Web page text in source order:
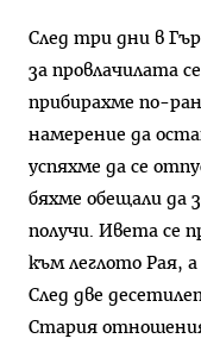
След три дни в
за провлачилата
прибирахме по-
намерение да
успяхме да се
бяхме обещали да
получи. Ивета се
към леглото Рая,
След две
Стария